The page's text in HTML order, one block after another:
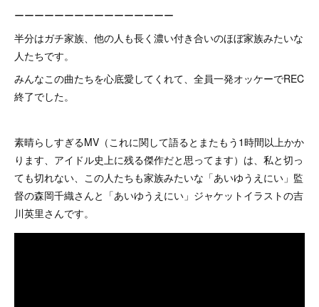
ーーーーーーーーーーーーーーーー
半分はガチ家族、他の人も長く濃い付き合いのほぼ家族みたいな
人たちです。
みんなこの曲たちを心底愛してくれて、全員一発オッケーでREC
終了でした。
素晴らしすぎるMV（これに関して語るとまたもう1時間以上かか
ります、アイドル史上に残る傑作だと思ってます）は、私と切っ
ても切れない、この人たちも家族みたいな「あいゆうえにい」監
督の森岡千織さんと「あいゆうえにい」ジャケットイラストの吉
川英里さんです。